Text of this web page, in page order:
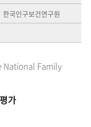
한국인구보건연구원
National Family
가